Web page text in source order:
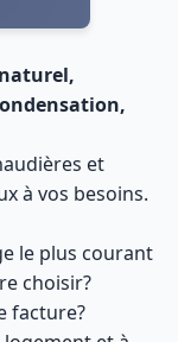
et
à vos besoins.
le plus courant
choisir?
facture?